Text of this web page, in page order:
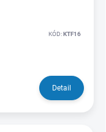
KÓD:KTF16
Detail